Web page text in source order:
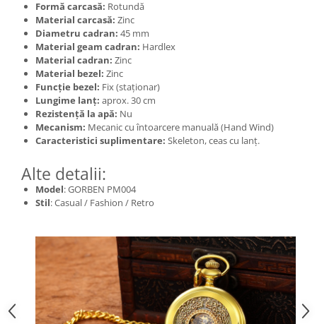
Formă carcasă: Rotundă
Material carcasă: Zinc
Diametru cadran: 45 mm
Material geam cadran: Hardlex
Material cadran: Zinc
Material bezel: Zinc
Funcție bezel: Fix (staționar)
Lungime lanț: aprox. 30 cm
Rezistență la apă: Nu
Mecanism: Mecanic cu întoarcere manuală (Hand Wind)
Caracteristici suplimentare: Skeleton, ceas cu lanț.
Alte detalii:
Model: GORBEN PM004
Stil: Casual / Fashion / Retro